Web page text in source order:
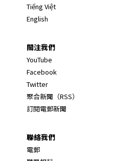
Tiếng Việt
English
關注我們
YouTube
Facebook
Twitter
聚合新聞（RSS）
訂閱電郵新聞
聯絡我們
電郵